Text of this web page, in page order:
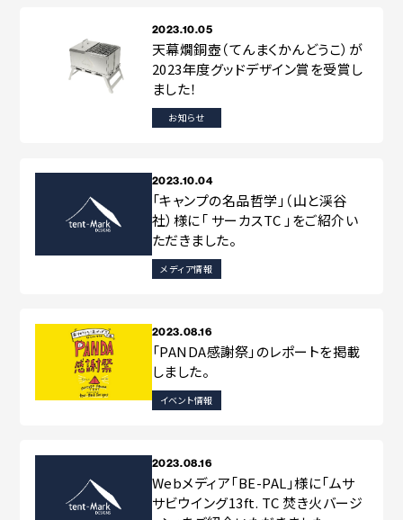
2023.10.05
天幕燗銅壺（てんまくかんどうこ）が
2023年度グッドデザイン賞を受賞し
ました！
お知らせ
2023.10.04
「キャンプの名品哲学」（山と渓谷
社）様に「 サーカスTC 」をご紹介い
ただきました。
メディア情報
2023.08.16
「PANDA感謝祭」のレポートを掲載
しました。
イベント情報
2023.08.16
Webメディア「BE-PAL」様に「ムサ
サビウイング13ft. TC 焚き火バージ